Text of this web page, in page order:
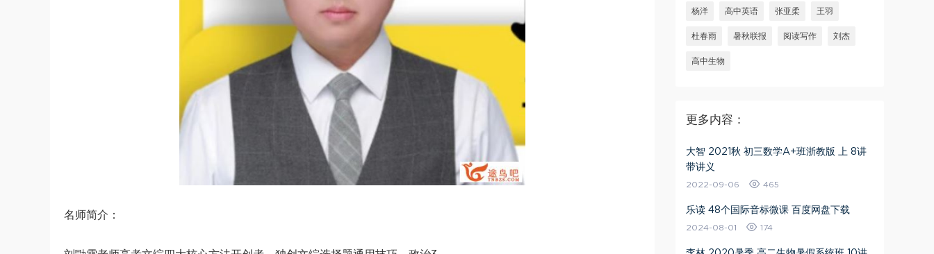
名师简介：
杨洋 高中英语 张亚柔 王羽
杜春雨 暑秋联报 阅读写作 刘杰
高中生物
更多内容：
大智 2021秋 初三数学A+班浙教版 上 8讲
带讲义
2022-09-06 465
乐读 48个国际音标微课 百度网盘下载
2024-08-01 174